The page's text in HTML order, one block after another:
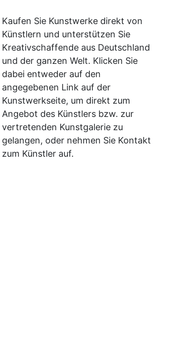
Kaufen Sie Kunstwerke direkt von
Künstlern und unterstützen Sie
Kreativschaffende aus Deutschland
und der ganzen Welt. Klicken Sie
dabei entweder auf den
angegebenen Link auf der
Kunstwerkseite, um direkt zum
Angebot des Künstlers bzw. zur
vertretenden Kunstgalerie zu
gelangen, oder nehmen Sie Kontakt
zum Künstler auf.